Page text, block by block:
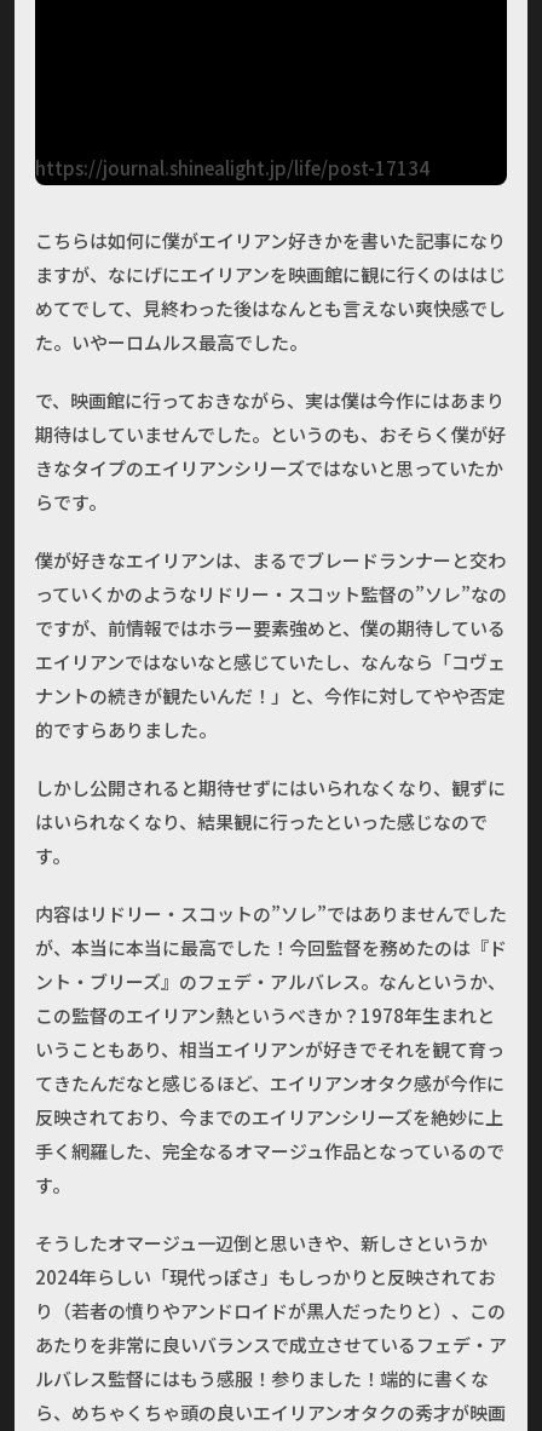
https://journal.shinealight.jp/life/post-17134
こちらは如何に僕がエイリアン好きかを書いた記事になり
ますが、なにげにエイリアンを映画館に観に行くのははじ
めてでして、見終わった後はなんとも言えない爽快感でし
た。いやーロムルス最高でした。
で、映画館に行っておきながら、実は僕は今作にはあまり
期待はしていませんでした。というのも、おそらく僕が好
きなタイプのエイリアンシリーズではないと思っていたか
らです。
僕が好きなエイリアンは、まるでブレードランナーと交わ
っていくかのようなリドリー・スコット監督の”ソレ”なの
ですが、前情報ではホラー要素強めと、僕の期待している
エイリアンではないなと感じていたし、なんなら「コヴェ
ナントの続きが観たいんだ！」と、今作に対してやや否定
的ですらありました。
しかし公開されると期待せずにはいられなくなり、観ずに
はいられなくなり、結果観に行ったといった感じなので
す。
内容はリドリー・スコットの”ソレ”ではありませんでした
が、本当に本当に最高でした！今回監督を務めたのは『ド
ント・ブリーズ』のフェデ・アルバレス。なんというか、
この監督のエイリアン熱というべきか？1978年生まれと
いうこともあり、相当エイリアンが好きでそれを観て育っ
てきたんだなと感じるほど、エイリアンオタク感が今作に
反映されており、今までのエイリアンシリーズを絶妙に上
手く網羅した、完全なるオマージュ作品となっているので
す。
そうしたオマージュ一辺倒と思いきや、新しさというか
2024年らしい「現代っぽさ」もしっかりと反映されてお
り（若者の憤りやアンドロイドが黒人だったりと）、この
あたりを非常に良いバランスで成立させているフェデ・ア
ルバレス監督にはもう感服！参りました！端的に書くな
ら、めちゃくちゃ頭の良いエイリアンオタクの秀才が映画